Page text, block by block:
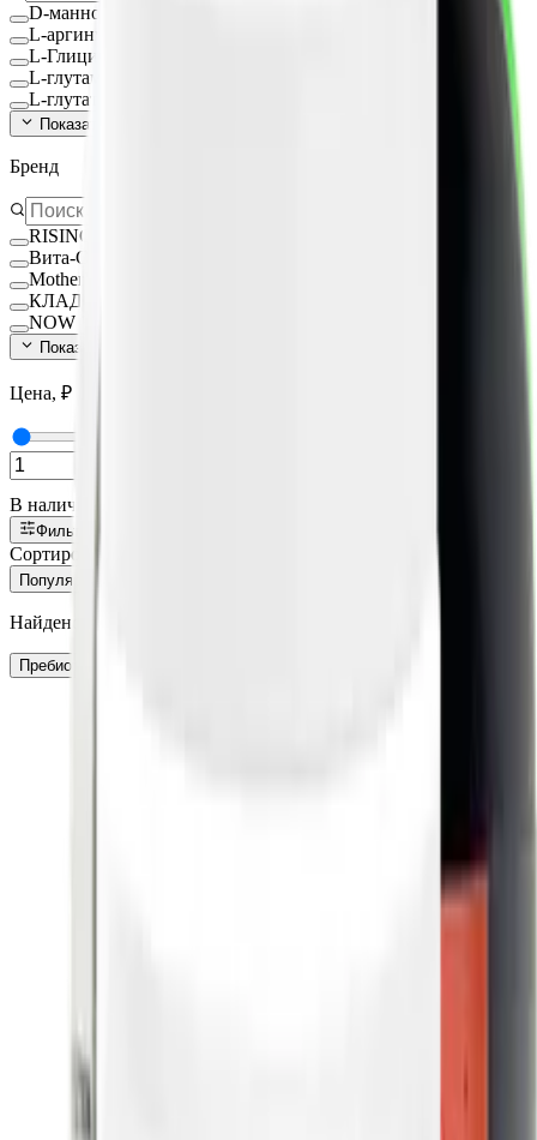
D-манноза
L-аргинин
L-Глицин
L-глутамин
L-глутатион Глутатион
Показать ещё (
Бренд
RISINGSTAR
Вита-Стандарт
MotherPlant
КЛАДОВИТ
NOW FOODS
Показать ещё (
Цена, ₽
В наличии
Фильтры
Сортировка:
Популярные
Найдено:
Пребиотик